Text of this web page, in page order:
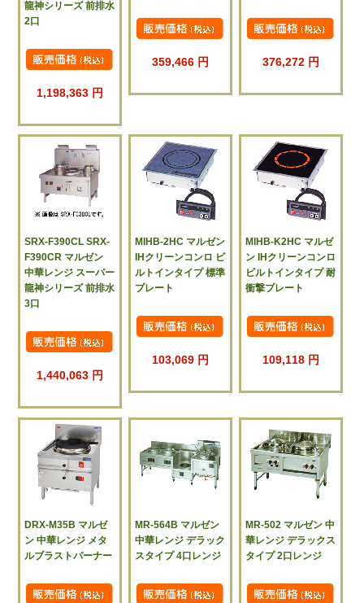
龍神シリーズ 前排水
2口
1,198,363 円
359,466 円 376,272 円
SRX-F390CL SRX-
F390CR マルゼン
中華レンジ スーパー
龍神シリーズ 前排水
3口
1,440,063 円
MIHB-2HC マルゼン
IHクリーンコンロ ビ
ルトインタイプ 標準
プレート
103,069 円
MIHB-K2HC マルゼ
ン IHクリーンコンロ
ビルトインタイプ 耐
衝撃プレート
109,118 円
DRX-M35B マルゼ
ン 中華レンジ メタ
ルブラストバーナー
MR-564B マルゼン
中華レンジ デラック
スタイプ 4口レンジ
MR-502 マルゼン 中
華レンジ デラックス
タイプ 2口レンジ